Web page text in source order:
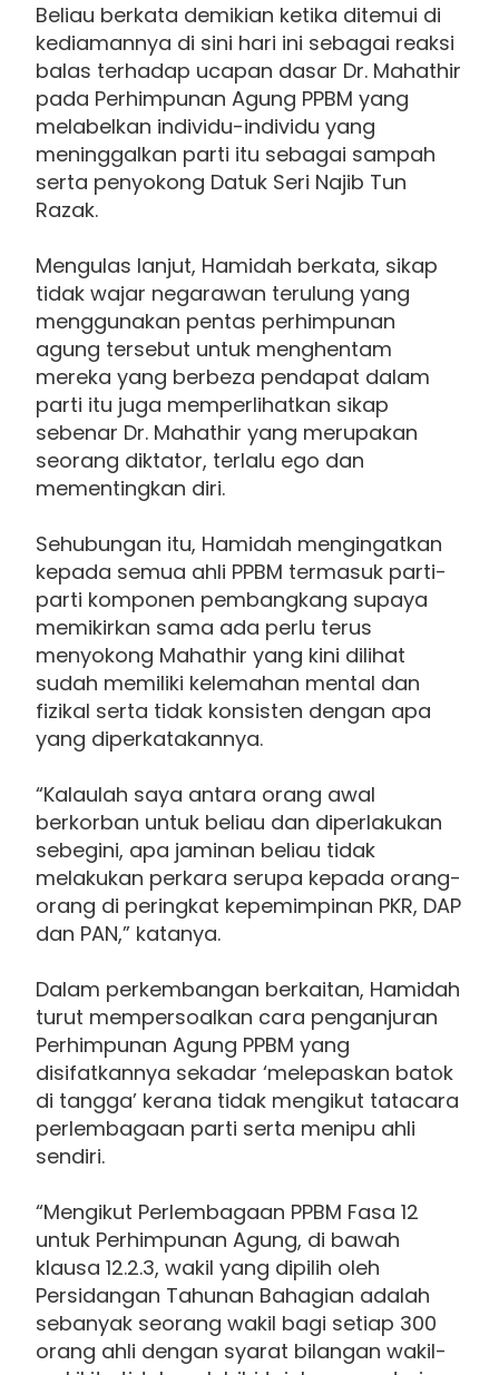
Beliau berkata demikian ketika ditemui di
kediamannya di sini hari ini sebagai reaksi
balas terhadap ucapan dasar Dr. Mahathir
pada Perhimpunan Agung PPBM yang
melabelkan individu-individu yang
meninggalkan parti itu sebagai sampah
serta penyokong Datuk Seri Najib Tun
Razak.
Mengulas lanjut, Hamidah berkata, sikap
tidak wajar negarawan terulung yang
menggunakan pentas perhimpunan
agung tersebut untuk menghentam
mereka yang berbeza pendapat dalam
parti itu juga memperlihatkan sikap
sebenar Dr. Mahathir yang merupakan
seorang diktator, terlalu ego dan
mementingkan diri.
Sehubungan itu, Hamidah me­ngingatkan
kepada semua ahli PPBM termasuk parti-
parti komponen pembangkang supaya
memikirkan sama ada perlu terus
menyokong Mahathir yang kini dilihat
sudah memiliki kelemahan mental dan
fizikal serta tidak konsisten dengan apa
yang diperkatakannya.
“Kalaulah saya antara orang awal
berkorban untuk beliau dan diperlakukan
sebegini, apa jaminan beliau tidak
melakukan perkara serupa kepada orang-
orang di peringkat kepemimpinan PKR, DAP
dan PAN,” katanya.
Dalam perkembangan ber­kaitan, Hamidah
turut mempersoalkan cara penganjuran
Perhimpunan Agung PPBM yang
disifatkannya sekadar ‘melepaskan batok
di tangga’ kerana tidak mengikut tatacara
perlembagaan parti serta menipu ahli
sendiri.
“Mengikut Perlembagaan PPBM Fasa 12
untuk Perhimpunan Agung, di bawah
klausa 12.2.3, wakil yang dipilih oleh
Persidangan Tahunan Bahagian adalah
sebanyak seorang wakil bagi setiap 300
orang ahli dengan syarat bilangan wakil-